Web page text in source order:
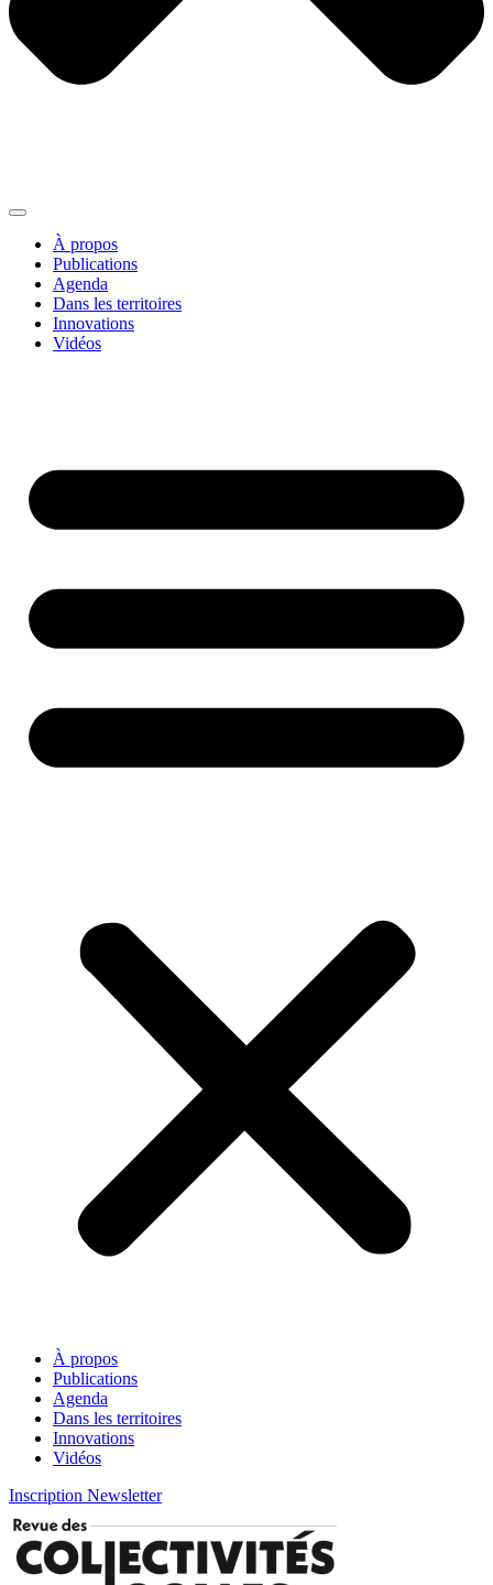
À propos
Publications
Agenda
Dans les territoires
Innovations
Vidéos
À propos
Publications
Agenda
Dans les territoires
Innovations
Vidéos
Inscription Newsletter